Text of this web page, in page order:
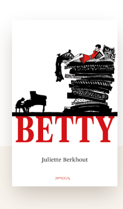
Betty
e-boek
Ben ik wel aardig
genoeg voor mijn
moeder? Mogen
pijnboompitten nog
van de culipolitie?
Mag ik geld
verdienen met iets
tegen ben? Hoe lang
moet ik nog …